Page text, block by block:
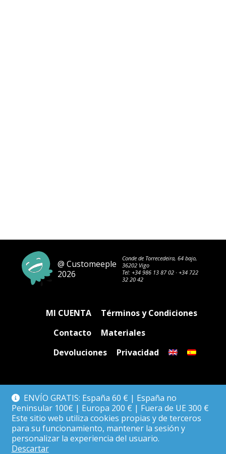
ENVÍO GRATIS: España 60 € | España no
Peninsular 100€ | Europa 200 € | Fuera de UE 300 €
Este sitio web utiliza cookies propias y de terceros
para su funcionamiento, mantener la sesión y
personalizar la experiencia del usuario.
Descartar
@ Customeeple
2026
Conde de Torrecedeira, 64 bajo,
36202 Vigo
Tel: +34 986 13 87 02· +34 722
32 20 42
MI CUENTA
Términos y Condiciones
Contacto
Materiales
Devoluciones
Privacidad